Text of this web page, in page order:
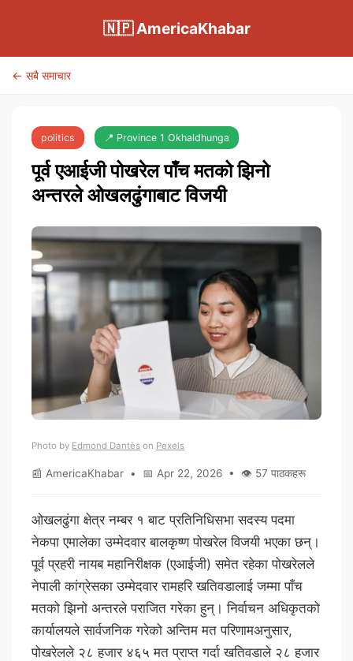
🇳🇵 AmericaKhabar
← सबै समाचार
politics 📍 Province 1 Okhaldhunga
पूर्व एआईजी पोखरेल पाँच मतको झिनो
अन्तरले ओखलढुंगाबाट विजयी
Photo by Edmond Dantès on Pexels
📰 AmericaKhabar • 📅 Apr 22, 2026 • 👁 57 पाठकहरू
ओखलढुंगा क्षेत्र नम्बर १ बाट प्रतिनिधिसभा सदस्य पदमा
नेकपा एमालेका उम्मेदवार बालकृष्ण पोखरेल विजयी भएका छन्।
पूर्व प्रहरी नायब महानिरीक्षक (एआईजी) समेत रहेका पोखरेलले
नेपाली कांग्रेसका उम्मेदवार रामहरि खतिवडालाई जम्मा पाँच
मतको झिनो अन्तरले पराजित गरेका हुन्। निर्वाचन अधिकृतको
कार्यालयले सार्वजनिक गरेको अन्तिम मत परिणामअनुसार,
पोखरेलले २८ हजार ४६५ मत प्राप्त गर्दा खतिवडाले २८ हजार